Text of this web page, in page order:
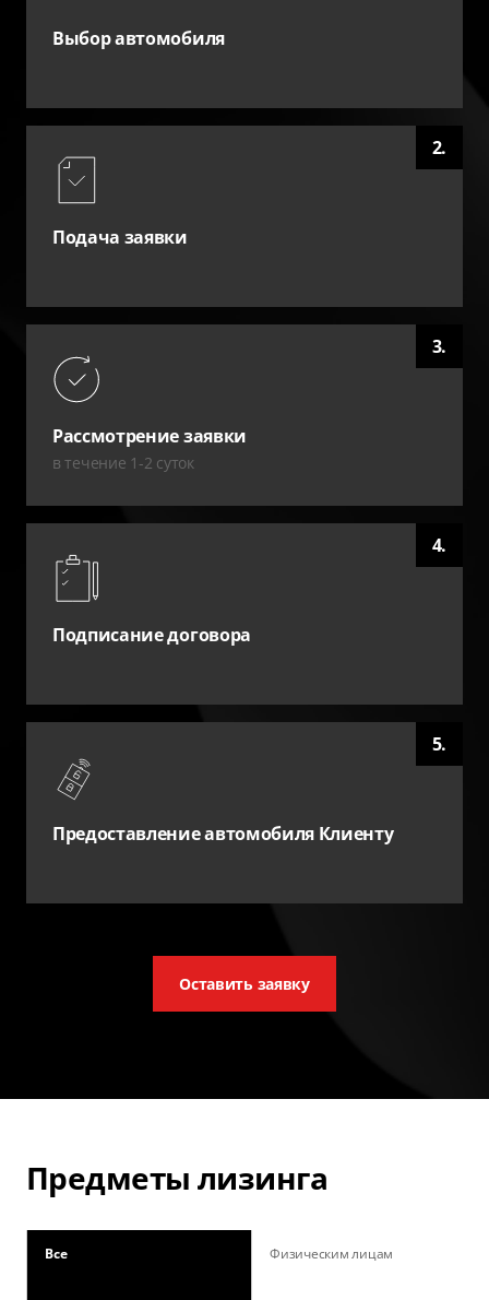
Выбор автомобиля
2.
Подача заявки
3.
Рассмотрение заявки
в течение 1-2 суток
4.
Подписание договора
5.
Предоставление автомобиля Клиенту
Оставить заявку
Предметы лизинга
Все Физическим лицам